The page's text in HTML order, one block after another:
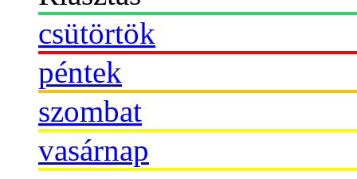
csütörtök
péntek
szombat
vasárnap